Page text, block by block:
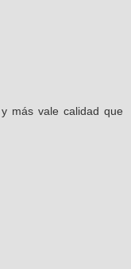
más vale calidad que